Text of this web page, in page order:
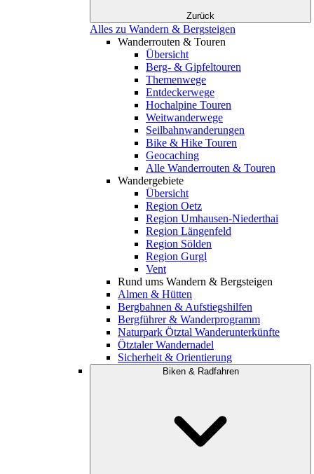
Zurück
Alles zu Wandern & Bergsteigen
Wanderrouten & Touren
Übersicht
Berg- & Gipfeltouren
Themenwege
Entdeckerwege
Hochalpine Touren
Weitwanderwege
Seilbahnwanderungen
Bike & Hike Touren
Geocaching
Alle Wanderrouten & Touren
Wandergebiete
Übersicht
Region Oetz
Region Umhausen-Niederthai
Region Längenfeld
Region Sölden
Region Gurgl
Vent
Rund ums Wandern & Bergsteigen
Almen & Hütten
Bergbahnen & Aufstiegshilfen
Bergführer & Wanderprogramm
Naturpark Ötztal Wanderunterkünfte
Ötztaler Wandernadel
Sicherheit & Orientierung
Biken & Radfahren